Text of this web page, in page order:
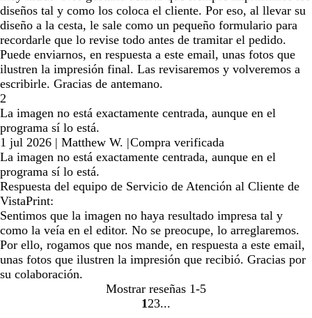
diseños tal y como los coloca el cliente. Por eso, al llevar su
diseño a la cesta, le sale como un pequeño formulario para
recordarle que lo revise todo antes de tramitar el pedido.
Puede enviarnos, en respuesta a este email, unas fotos que
ilustren la impresión final. Las revisaremos y volveremos a
escribirle. Gracias de antemano.
2
La imagen no está exactamente centrada, aunque en el
programa sí lo está.
1 jul 2026 | Matthew W. |Compra verificada
La imagen no está exactamente centrada, aunque en el
programa sí lo está.
Respuesta del equipo de Servicio de Atención al Cliente de
VistaPrint:
Sentimos que la imagen no haya resultado impresa tal y
como la veía en el editor. No se preocupe, lo arreglaremos.
Por ello, rogamos que nos mande, en respuesta a este email,
unas fotos que ilustren la impresión que recibió. Gracias por
su colaboración.
Mostrar reseñas 1-5
Ir
1 Ir
2 Ir
3